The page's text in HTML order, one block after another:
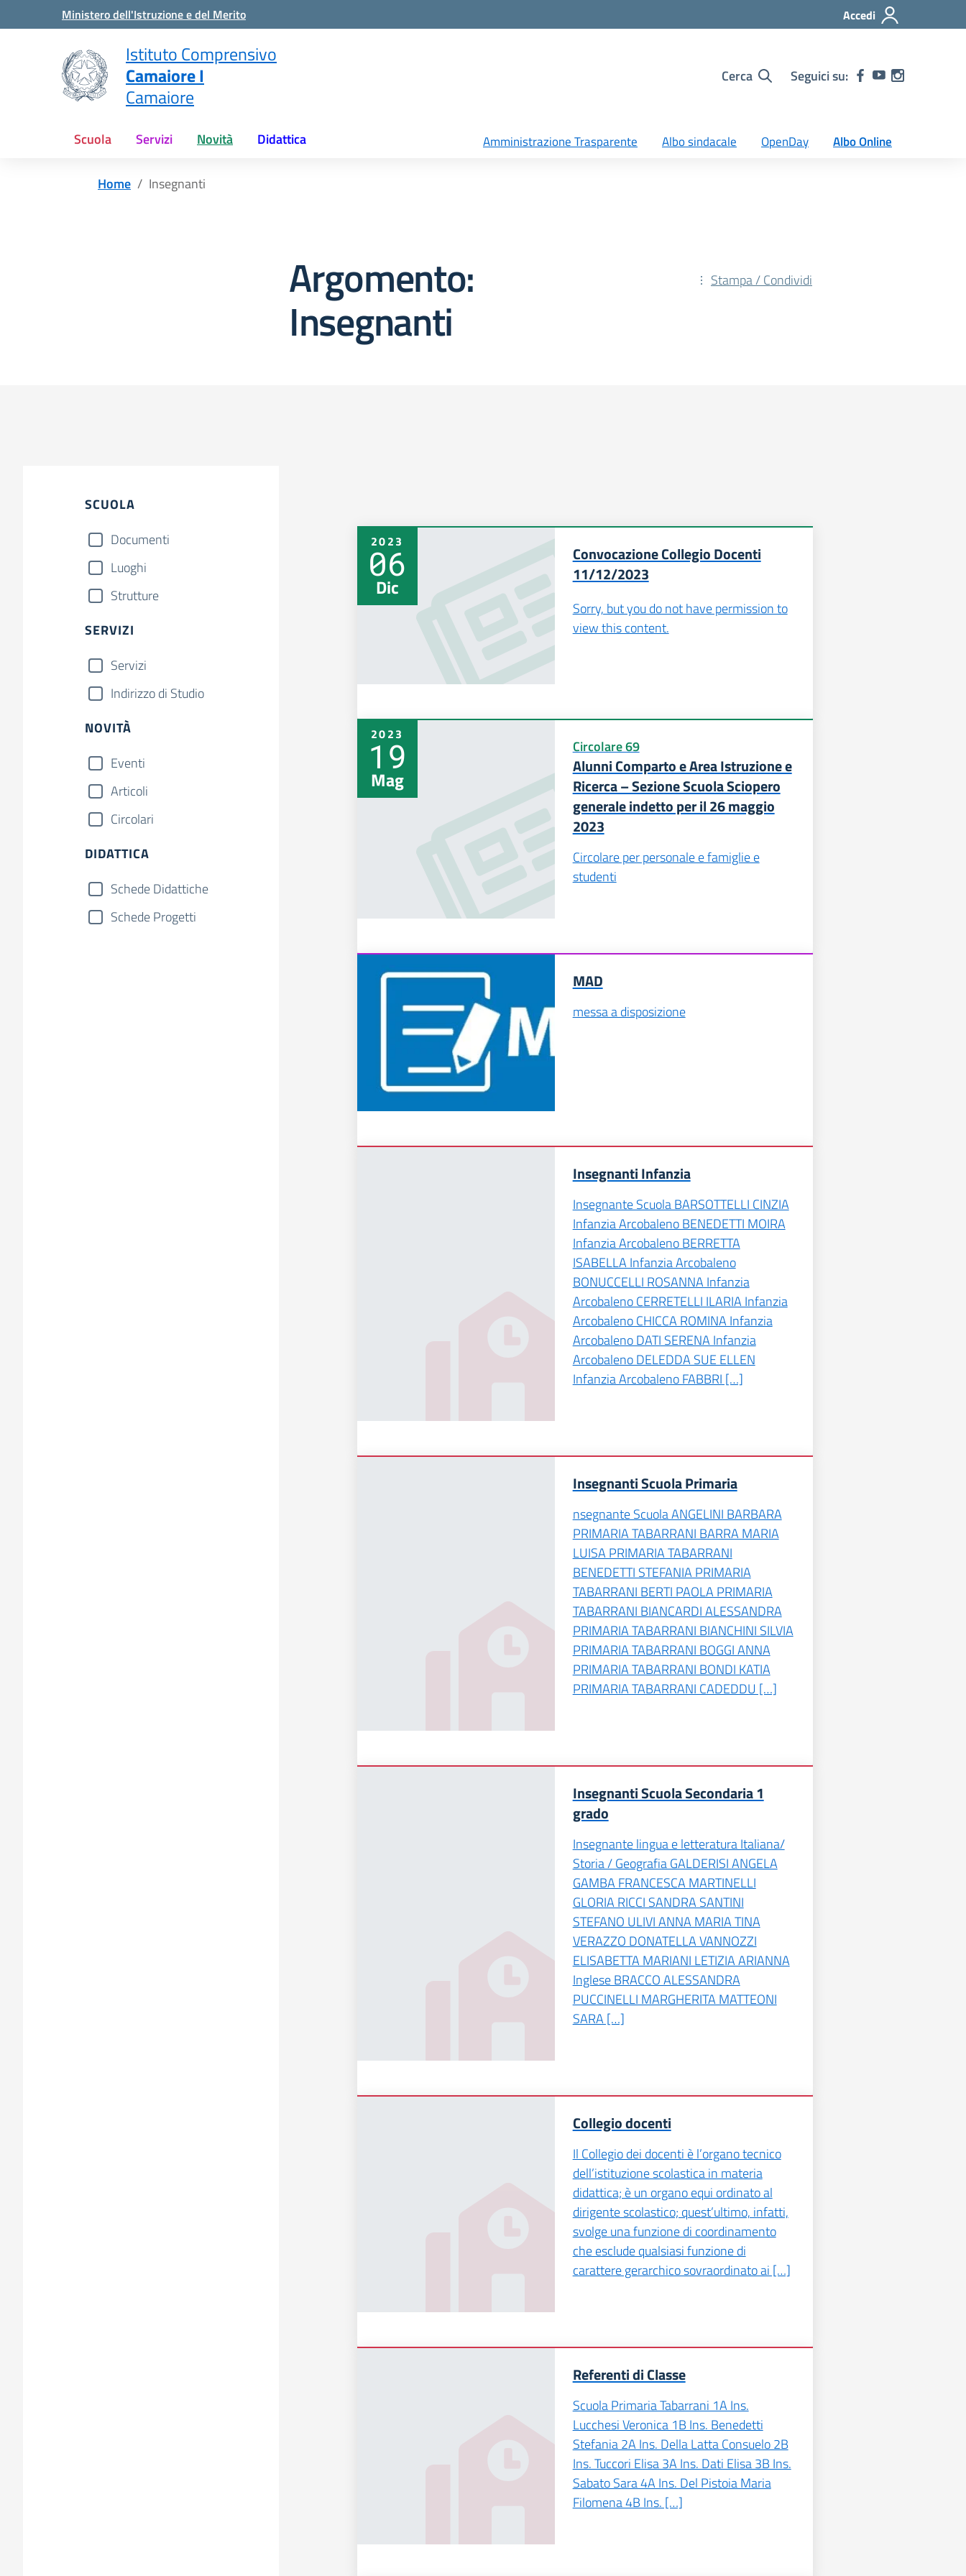
Vai ai contenuti
Vai al menu di navigazione
Ministero dell'Istruzione e del Merito Accedi
Istituto Comprensivo
Camaiore I
Camaiore
Cerca Seguici su:
Scuola Servizi Novità Didattica Amministrazione Trasparente Albo sindacale OpenDay Albo Online
Home Insegnanti
Argomento:
Insegnanti
Stampa / Condividi
SCUOLA
Documenti
Luoghi
Strutture
SERVIZI
Servizi
Indirizzo di Studio
NOVITÀ
Eventi
Articoli
Circolari
DIDATTICA
Schede Didattiche
Schede Progetti
2023
06
Dic
Convocazione Collegio Docenti
11/12/2023
Sorry, but you do not have permission to
view this content.
2023
19
Mag
Circolare 69
Alunni Comparto e Area Istruzione e
Ricerca – Sezione Scuola Sciopero
generale indetto per il 26 maggio
2023
Circolare per personale e famiglie e
studenti
MAD
messa a disposizione
Insegnanti Infanzia
Insegnante Scuola BARSOTTELLI CINZIA
Infanzia Arcobaleno BENEDETTI MOIRA
Infanzia Arcobaleno BERRETTA
ISABELLA Infanzia Arcobaleno
BONUCCELLI ROSANNA Infanzia
Arcobaleno CERRETELLI ILARIA Infanzia
Arcobaleno CHICCA ROMINA Infanzia
Arcobaleno DATI SERENA Infanzia
Arcobaleno DELEDDA SUE ELLEN
Infanzia Arcobaleno FABBRI […]
Insegnanti Scuola Primaria
nsegnante Scuola ANGELINI BARBARA
PRIMARIA TABARRANI BARRA MARIA
LUISA PRIMARIA TABARRANI
BENEDETTI STEFANIA PRIMARIA
TABARRANI BERTI PAOLA PRIMARIA
TABARRANI BIANCARDI ALESSANDRA
PRIMARIA TABARRANI BIANCHINI SILVIA
PRIMARIA TABARRANI BOGGI ANNA
PRIMARIA TABARRANI BONDI KATIA
PRIMARIA TABARRANI CADEDDU […]
Insegnanti Scuola Secondaria 1
grado
Insegnante lingua e letteratura Italiana/
Storia / Geografia GALDERISI ANGELA
GAMBA FRANCESCA MARTINELLI
GLORIA RICCI SANDRA SANTINI
STEFANO ULIVI ANNA MARIA TINA
VERAZZO DONATELLA VANNOZZI
ELISABETTA MARIANI LETIZIA ARIANNA
Inglese BRACCO ALESSANDRA
PUCCINELLI MARGHERITA MATTEONI
SARA […]
Collegio docenti
Il Collegio dei docenti è l’organo tecnico
dell’istituzione scolastica in materia
didattica; è un organo equi ordinato al
dirigente scolastico; quest’ultimo, infatti,
svolge una funzione di coordinamento
che esclude qualsiasi funzione di
carattere gerarchico sovraordinato ai […]
Referenti di Classe
Scuola Primaria Tabarrani 1A Ins.
Lucchesi Veronica 1B Ins. Benedetti
Stefania 2A Ins. Della Latta Consuelo 2B
Ins. Tuccori Elisa 3A Ins. Dati Elisa 3B Ins.
Sabato Sara 4A Ins. Del Pistoia Maria
Filomena 4B Ins. […]